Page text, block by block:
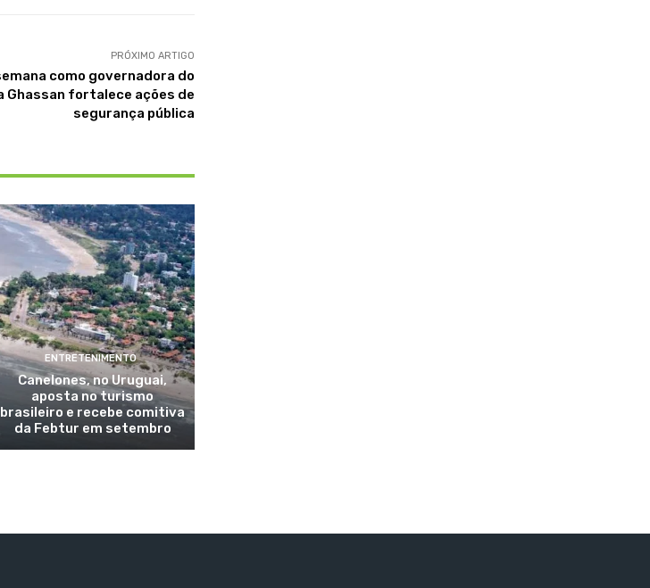
PRÓXIMO ARTIGO
como governadora do
Ghassan fortalece ações de
segurança pública
ENTRETENIMENTO
Canelones, no Uruguai,
aposta no turismo
brasileiro e recebe comitiva
da Febtur em setembro